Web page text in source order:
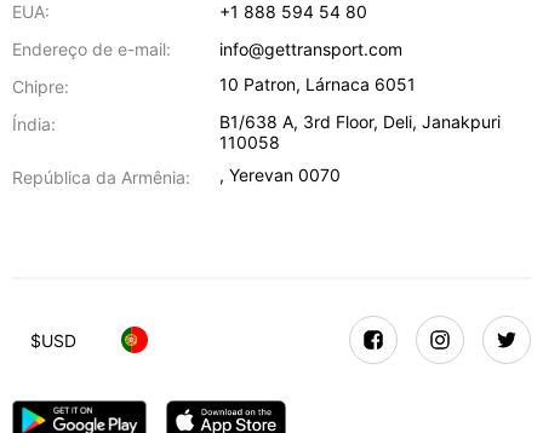
EUA:
+1 888 594 54 80
Endereço de e-mail:
info@gettransport.com
Chipre:
10 Patron, Lárnaca 6051
Índia:
B1/638 A, 3rd Floor, Deli,Janakpuri
110058
República da Armênia:
,Yerevan 0070
$USD